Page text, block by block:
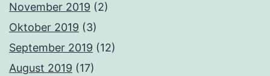
November 2019 (2)
Oktober 2019 (3)
September 2019 (12)
August 2019 (17)